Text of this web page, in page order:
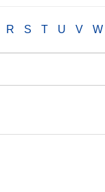
R S T U V W